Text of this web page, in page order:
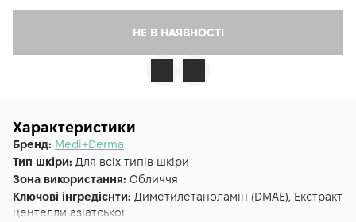
НЕ В НАЯВНОСТІ
Характеристики
Бренд: Medi+Derma
Тип шкіри: Для всіх типів шкіри
Зона використання: Обличчя
Ключові інгредієнти: Диметилетаноламін (DMAE), Екстракт
центелли азіатської